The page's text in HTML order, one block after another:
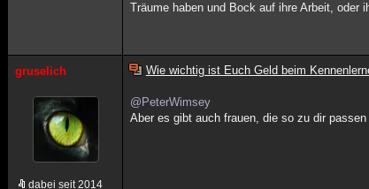
Träume haben und Bock auf ihre Arbeit, oder
gruselich
dabei seit 2014
Wie wichtig ist Euch Geld beim
@PeterWimsey
Aber es gibt auch frauen, die so zu dir